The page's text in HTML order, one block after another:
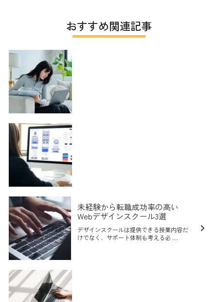
おすすめ関連記事
未経験から転職成功率の高い
Webデザインスクール3選
デザインスクールは提供できる授業内容だ
けでなく、サポート体制も考える必 ....